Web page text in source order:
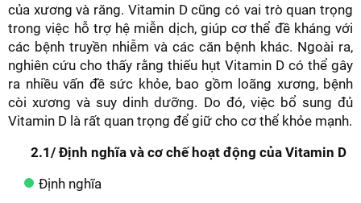
của xương và răng. Vitamin D cũng có vai trò quan trọng
trong việc hỗ trợ hệ miễn dịch, giúp cơ thể đề kháng với
các bệnh truyền nhiễm và các căn bệnh khác. Ngoài ra,
nghiên cứu cho thấy rằng thiếu hụt Vitamin D có thể gây
ra nhiều vấn đề sức khỏe, bao gồm loãng xương, bệnh
còi xương và suy dinh dưỡng. Do đó, việc bổ sung đủ
Vitamin D là rất quan trọng để giữ cho cơ thể khỏe mạnh.
2.1/ Định nghĩa và cơ chế hoạt động của Vitamin D
Định nghĩa